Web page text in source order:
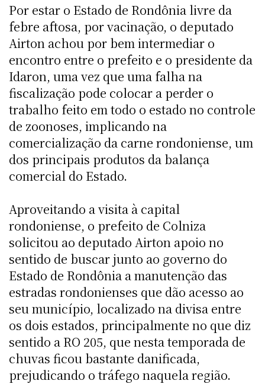
Por estar o Estado de Rondônia livre da
febre aftosa, por vacinação, o deputado
Airton achou por bem intermediar o
encontro entre o prefeito e o presidente da
Idaron, uma vez que uma falha na
fiscalização pode colocar a perder o
trabalho feito em todo o estado no controle
de zoonoses, implicando na
comercialização da carne rondoniense, um
dos principais produtos da balança
comercial do Estado.
Aproveitando a visita à capital
rondoniense, o prefeito de Colniza
solicitou ao deputado Airton apoio no
sentido de buscar junto ao governo do
Estado de Rondônia a manutenção das
estradas rondonienses que dão acesso ao
seu município, localizado na divisa entre
os dois estados, principalmente no que diz
sentido a RO 205, que nesta temporada de
chuvas ficou bastante danificada,
prejudicando o tráfego naquela região.